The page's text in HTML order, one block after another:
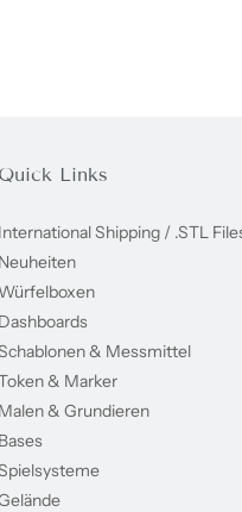
Quick Links
International Shipping / .STL
Neuheiten
Würfelboxen
Dashboards
& Messmittel
& Marker
Malen & Grundieren
Bases